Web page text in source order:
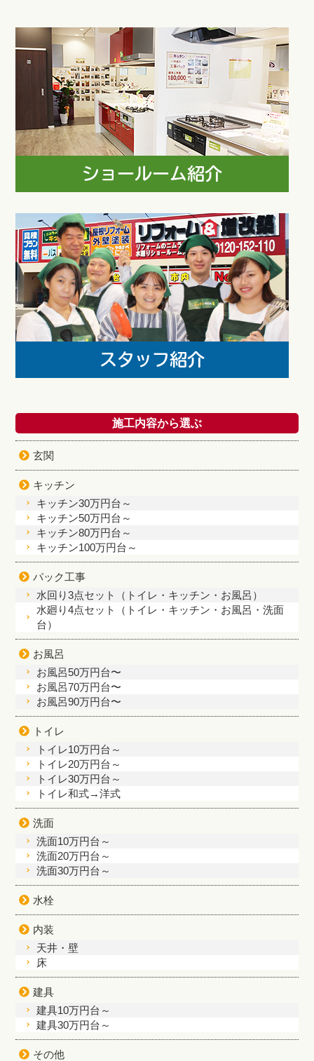
施工内容から選ぶ
玄関
キッチン
キッチン30万円台～
キッチン50万円台～
キッチン80万円台～
キッチン100万円台～
パック工事
水回り3点セット（トイレ・キッチン・お風呂）
水廻り4点セット（トイレ・キッチン・お風呂・洗面
台）
お風呂
お風呂50万円台〜
お風呂70万円台〜
お風呂90万円台〜
トイレ
トイレ10万円台～
トイレ20万円台～
トイレ30万円台～
トイレ和式→洋式
洗面
洗面10万円台～
洗面20万円台～
洗面30万円台～
水栓
内装
天井・壁
床
建具
建具10万円台～
建具30万円台～
その他